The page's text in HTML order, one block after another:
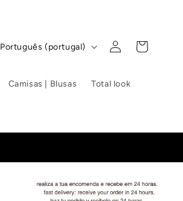
Camisas | Blusas Total look
Português (portugal)
Iniciar
sessão
Carrinho